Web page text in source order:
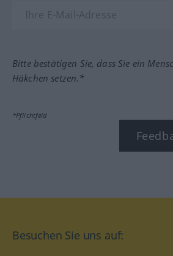
Bitte bestätigen Sie, dass Sie ein
Häkchen setzen.*
*Pflichtfeld
Besuchen Sie uns auf: